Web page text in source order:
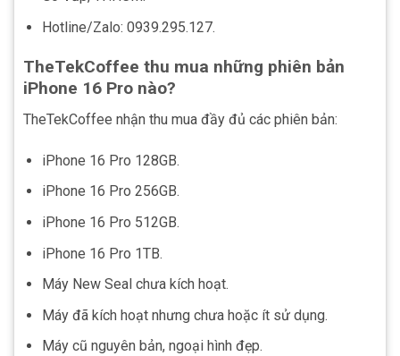
Hotline/Zalo: 0939.295.127.
TheTekCoffee thu mua những phiên bản
iPhone 16 Pro nào?
TheTekCoffee nhận thu mua đầy đủ các phiên bản:
iPhone 16 Pro 128GB.
iPhone 16 Pro 256GB.
iPhone 16 Pro 512GB.
iPhone 16 Pro 1TB.
Máy New Seal chưa kích hoạt.
Máy đã kích hoạt nhưng chưa hoặc ít sử dụng.
Máy cũ nguyên bản, ngoại hình đẹp.